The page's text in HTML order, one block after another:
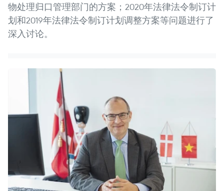
物处理归口管理部门的方案；2020年法律法令制订计
划和2019年法律法令制订计划调整方案等问题进行了
深入讨论。